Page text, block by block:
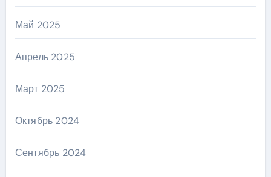
Май 2025
Апрель 2025
Март 2025
Октябрь 2024
Сентябрь 2024